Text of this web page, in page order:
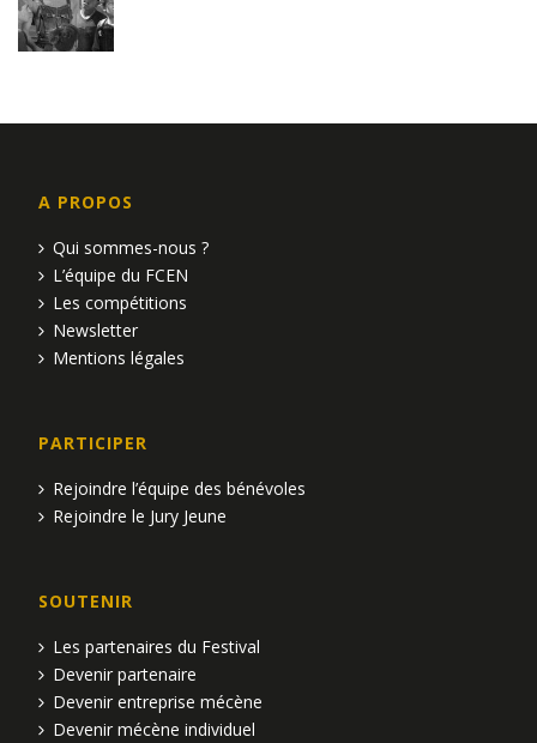
A PROPOS
Qui sommes-nous ?
L’équipe du FCEN
Les compétitions
Newsletter
Mentions légales
PARTICIPER
Rejoindre l’équipe des bénévoles
Rejoindre le Jury Jeune
SOUTENIR
Les partenaires du Festival
Devenir partenaire
Devenir entreprise mécène
Devenir mécène individuel